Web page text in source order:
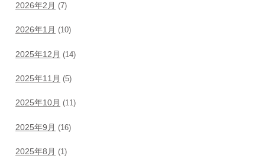
2026年2月 (7)
2026年1月 (10)
2025年12月 (14)
2025年11月 (5)
2025年10月 (11)
2025年9月 (16)
2025年8月 (1)